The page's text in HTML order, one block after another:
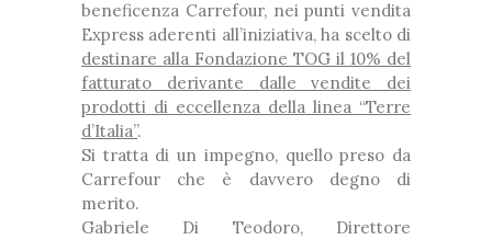
beneficenza Carrefour, nei punti vendita
Express aderenti all’iniziativa, ha scelto di
destinare alla Fondazione TOG il 10% del
fatturato derivante dalle vendite dei
prodotti di eccellenza della linea “Terre
d’Italia”.
Si tratta di un impegno, quello preso da
Carrefour che è davvero degno di
merito.
Gabriele Di Teodoro, Direttore